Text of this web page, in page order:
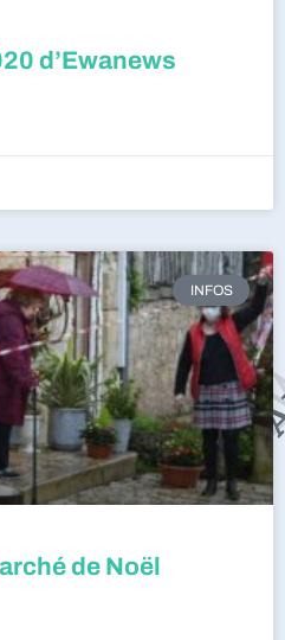
d’Ewanews
INFOS
de Noël